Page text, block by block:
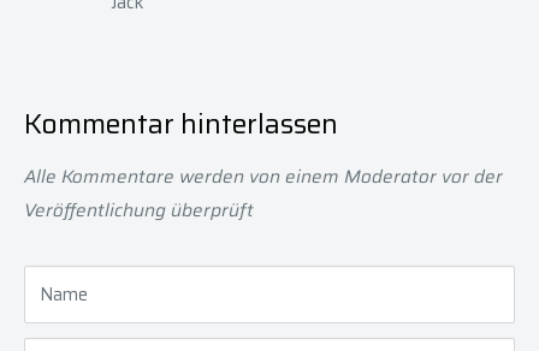
Kommentar hinterlassen
Alle Kommentare werden von einem Moderator vor der
Veröffentlichung überprüft
Name